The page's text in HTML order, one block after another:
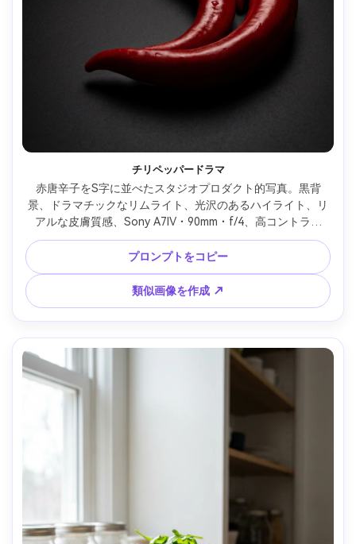
チリペッパードラマ
赤唐辛子をS字に並べたスタジオプロダクト的写真。黒背
景、ドラマチックなリムライト、光沢のあるハイライト、リ
アルな皮膚質感、Sony A7IV・90mm・f/4、高コントラス
ト、ハイクオリティ広告スタイル --ar 4:5
プロンプトをコピー
類似画像を作成 ↗